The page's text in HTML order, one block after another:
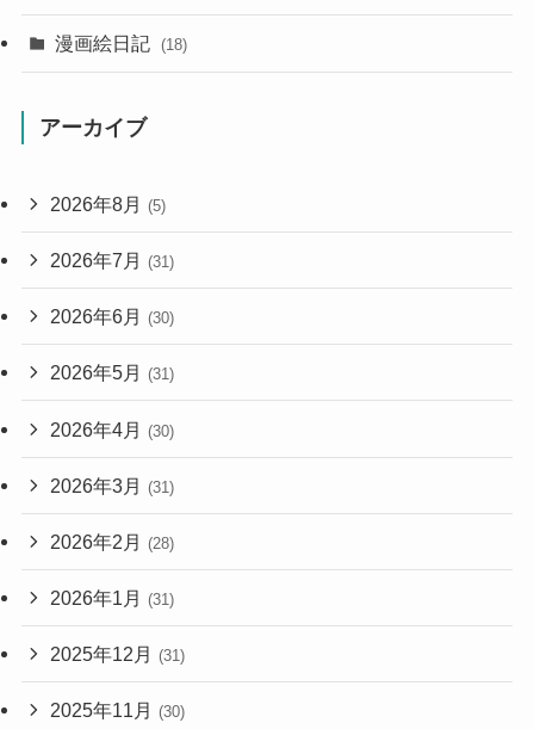
漫画絵日記 (18)
アーカイブ
2026年8月 (5)
2026年7月 (31)
2026年6月 (30)
2026年5月 (31)
2026年4月 (30)
2026年3月 (31)
2026年2月 (28)
2026年1月 (31)
2025年12月 (31)
2025年11月 (30)